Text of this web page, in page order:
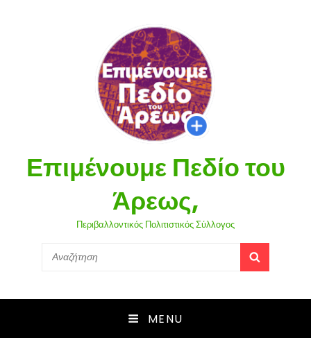
Επιμένουμε Πεδίο του
Άρεως,
Περιβαλλοντικός Πολιτιστικός Σύλλογος
Search
MENU